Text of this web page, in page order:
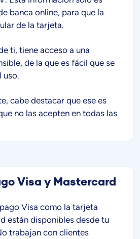
banca online, para que la
de la tarjeta.
ti, tiene acceso a una
de la que es fácil que se
uso.
cabe destacar que ese es
no las acepten en todas las
Visa y Mastercard
Visa como la tarjeta
están disponibles desde tu
trabajan con clientes